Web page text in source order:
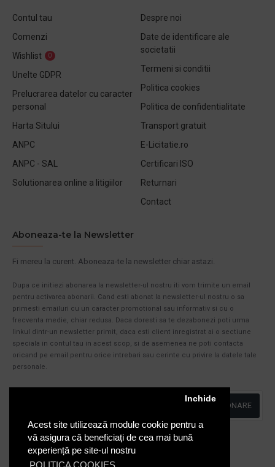
Acest site utilizează module cookie pentru a
vă asigura că beneficiați de cea mai bună
experiență pe site-ul nostru
Inchide
Contul tau
Comenzi
Wishlist
0
Unelte GDPR
Prelucrarea datelor cu caracter
personal
Harta Sitului
ANPC
ANPC - SAL
Solutionarea online a litigiilor
Despre noi
Date de identificare ale
societatii
Termeni si conditii
Politica cookies
Politica de confidentialitate
Transport gratuit
E-Licitatie.ro
Certificari ISO
Returnari
Contact
Aboneaza-te la Newsletter
Fi mereu la curent. Aboneaza-te la newsletter chiar astazi.
Dupa ce initiezi abonarea la newsletter-ul nostru iti vom trimite un email
pentru activarea abonarii. Cand esti abonat la newsletter-ul nostru o sa
primesti emailuri cu un caracter promotional sau informativ si cu o
frecventa medie, chiar redusa. Daca doresti sa te dezabonezi poti urma
linkul dintr-un newsletter primit, daca esti client inregistrat ai o sectiune
speciala in contul tau in acest scop, si de asemenea ne poti contacta
oricand pe email pentru orice intrebari sau cerinte cu privire la datele tale
personale.
ABONARE
Am citit şi sunt de acord cu Politica de Confidentialitate